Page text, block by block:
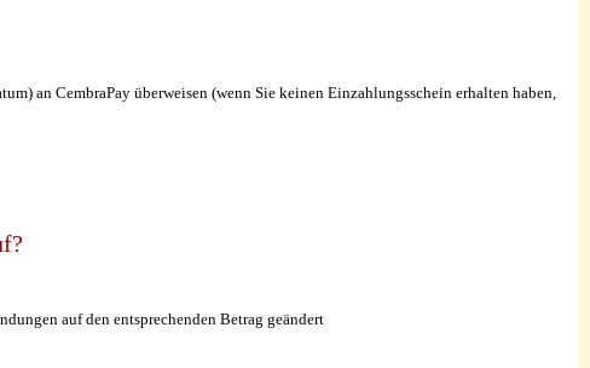
an CembraPay überweisen (wenn Sie keinen Einzahlungsschein erhalten haben,
auf den entsprechenden Betrag geändert